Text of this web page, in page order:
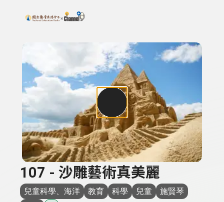
上方功能區塊
搜尋關鍵字：可輸入節目名稱、主持人或關鍵字
107 - 沙雕藝術真美麗
兒童科學、海洋 教育 科學 兒童
施賢琴